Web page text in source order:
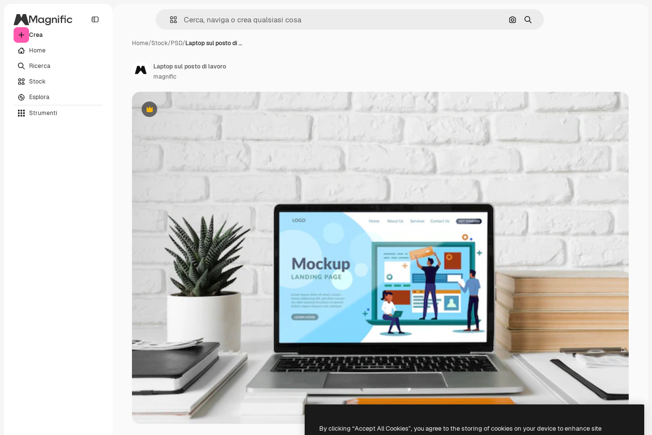
Crea
Home
Ricerca
Stock
Esplora
Strumenti
Cerca per immagine
Ricerca
Home/Stock/PSD/Laptop sul posto di …
Premium
Laptop sul posto di lavoro
magnific
By clicking “Accept All Cookies”, you agree to the storing of cookies on your device to enhance site